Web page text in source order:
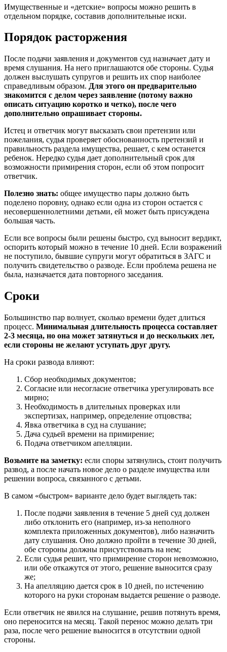
Имущественные и «детские» вопросы можно решить в
отдельном порядке, составив дополнительные иски.
Порядок расторжения
После подачи заявления и документов суд назначает дату и
время слушания. На него приглашаются обе стороны. Судья
должен выслушать супругов и решить их спор наиболее
справедливым образом. Для этого он предварительно
знакомится с делом через заявление (потому важно
описать ситуацию коротко и четко), после чего
дополнительно опрашивает стороны.
Истец и ответчик могут высказать свои претензии или
пожелания, судья проверяет обоснованность претензий и
правильность раздела имущества, решает, с кем останется
ребенок. Нередко судья дает дополнительный срок для
возможности примирения сторон, если об этом попросит
ответчик.
Полезно знать: общее имущество пары должно быть
поделено поровну, однако если одна из сторон остается с
несовершеннолетними детьми, ей может быть присуждена
большая часть.
Если все вопросы были решены быстро, суд выносит вердикт,
оспорить который можно в течение 10 дней. Если возражений
не поступило, бывшие супруги могут обратиться в ЗАГС и
получить свидетельство о разводе. Если проблема решена не
была, назначается дата повторного заседания.
Сроки
Большинство пар волнует, сколько времени будет длиться
процесс. Минимальная длительность процесса составляет
2-3 месяца, но она может затянуться и до нескольких лет,
если стороны не желают уступать друг другу.
На сроки развода влияют:
Сбор необходимых документов;
Согласие или несогласие ответчика урегулировать все
мирно;
Необходимость в длительных проверках или
экспертизах, например, определение отцовства;
Явка ответчика в суд на слушание;
Дача судьей времени на примирение;
Подача ответчиком апелляции.
Возьмите на заметку: если споры затянулись, стоит получить
развод, а после начать новое дело о разделе имущества или
решении вопроса, связанного с детьми.
В самом «быстром» варианте дело будет выглядеть так:
После подачи заявления в течение 5 дней суд должен
либо отклонить его (например, из-за неполного
комплекта приложенных документов), либо назначить
дату слушания. Оно должно пройти в течение 30 дней,
обе стороны должны присутствовать на нем;
Если судья решит, что примирение сторон невозможно,
или обе откажутся от этого, решение выносится сразу
же;
На апелляцию дается срок в 10 дней, по истечению
которого на руки сторонам выдается решение о разводе.
Если ответчик не явился на слушание, решив потянуть время,
оно переносится на месяц. Такой перенос можно делать три
раза, после чего решение выносится в отсутствии одной
стороны.